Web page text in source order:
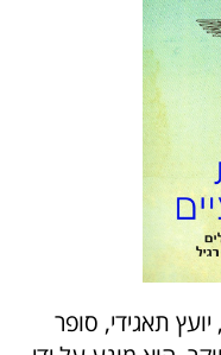
תאגידי, סופר